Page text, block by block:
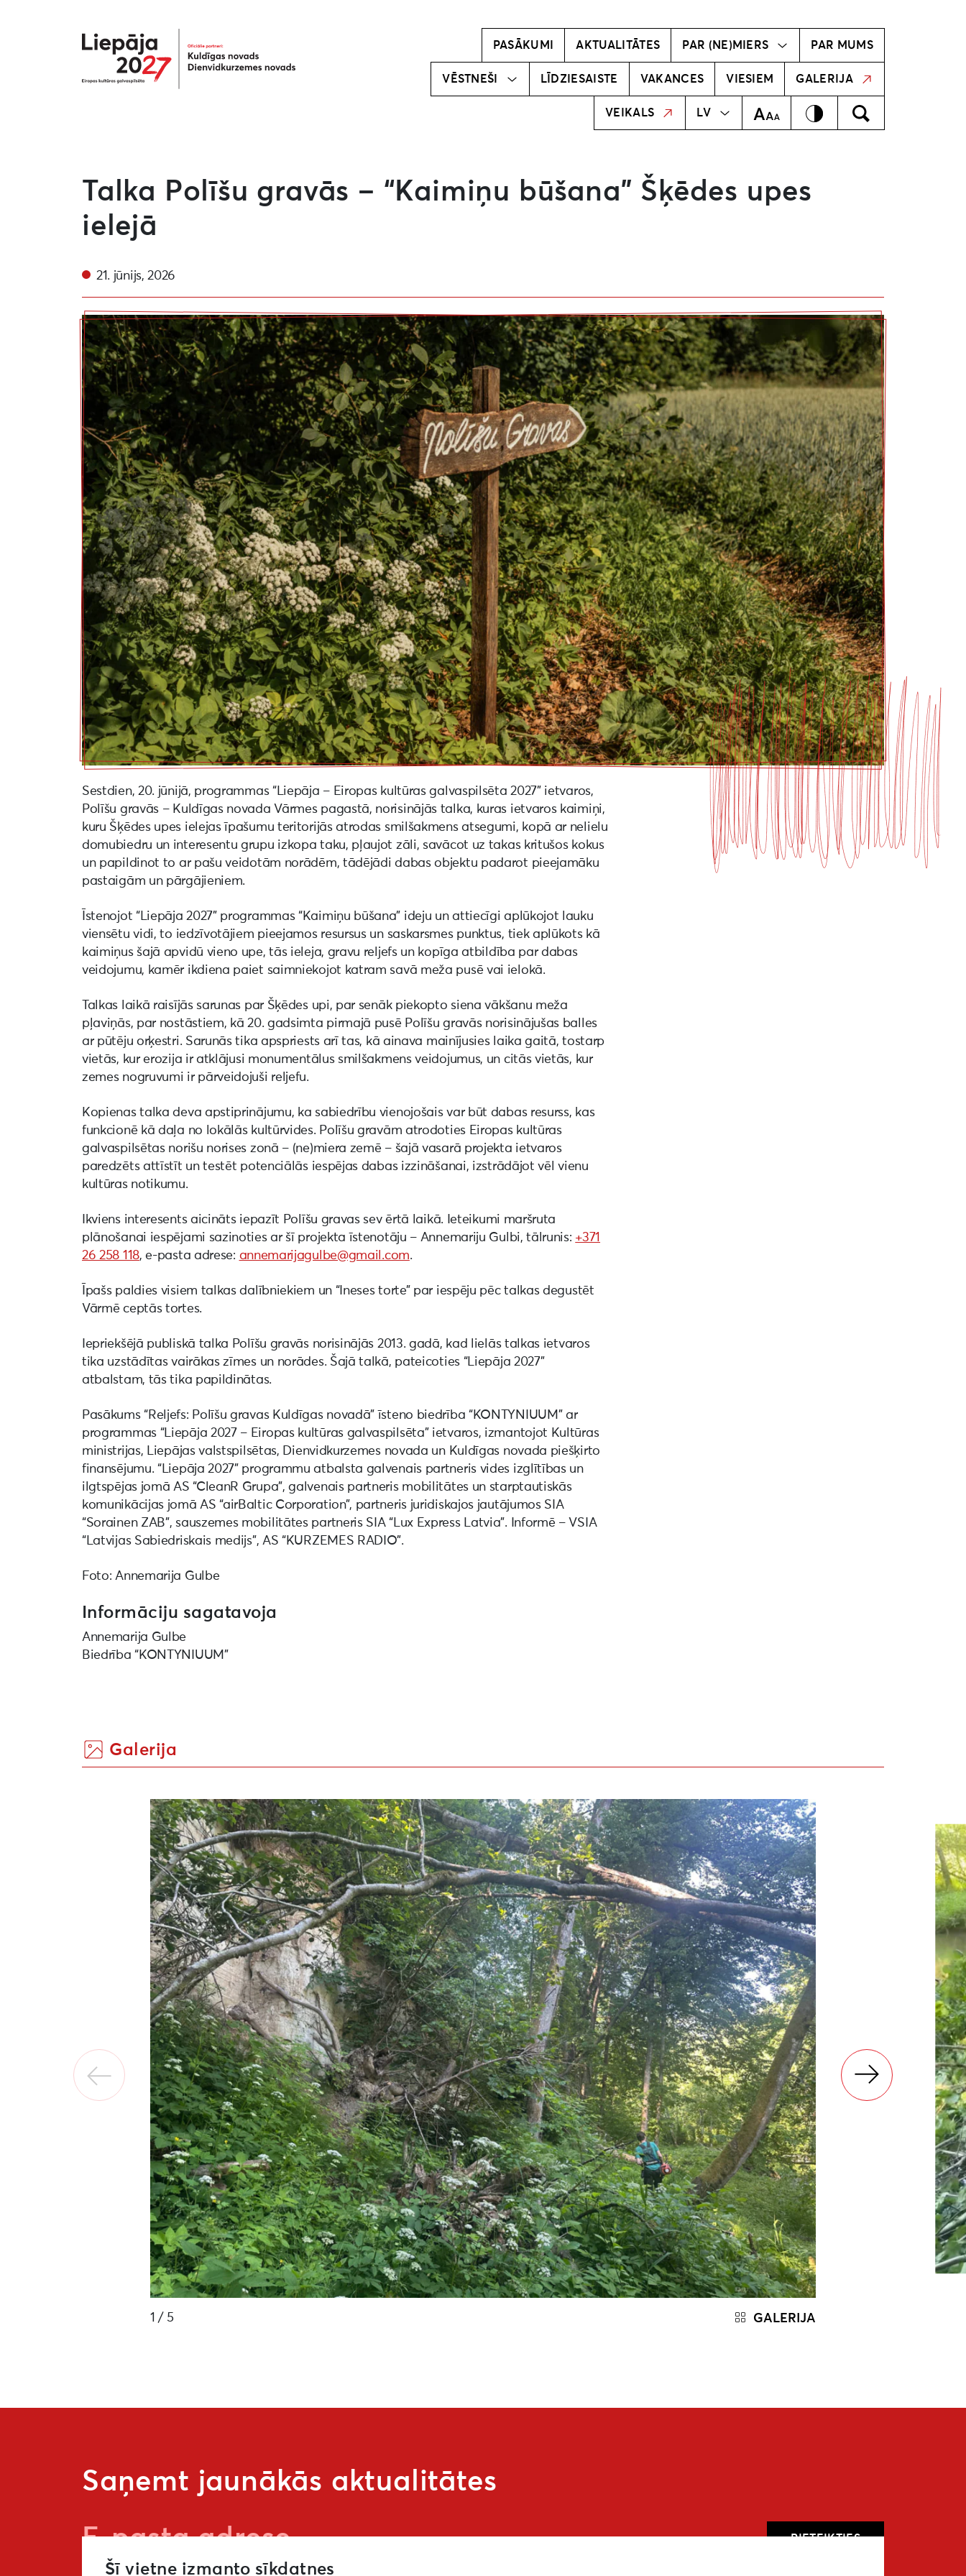
Liepāja2027
PASĀKUMI AKTUALITĀTES PAR (NE)MIERS
Radošā komanda PAR MUMS
VĒSTNEŠI
vēstnesi!
Mūsu
vēstneši
LĪDZIESAISTE VAKANCES VIESIEM GALERIJA
VEIKALS LV
EN Teksta izmērsKontrastsMeklēt
MEKLĒT
Talka Polīšu gravās – “Kaimiņu būšana” Šķēdes upes
ielejā
21. jūnijs, 2026
Sestdien, 20. jūnijā, programmas “Liepāja – Eiropas kultūras galvaspilsēta 2027” ietvaros,
Polīšu gravās – Kuldīgas novada Vārmes pagastā, norisinājās talka, kuras ietvaros kaimiņi,
kuru Šķēdes upes ielejas īpašumu teritorijās atrodas smilšakmens atsegumi, kopā ar nelielu
domubiedru un interesentu grupu izkopa taku, pļaujot zāli, savācot uz takas kritušos kokus
un papildinot to ar pašu veidotām norādēm, tādējādi dabas objektu padarot pieejamāku
pastaigām un pārgājieniem.
Īstenojot “Liepāja 2027” programmas “Kaimiņu būšana” ideju un attiecīgi aplūkojot lauku
viensētu vidi, to iedzīvotājiem pieejamos resursus un saskarsmes punktus, tiek aplūkots kā
kaimiņus šajā apvidū vieno upe, tās ieleja, gravu reljefs un kopīga atbildība par dabas
veidojumu, kamēr ikdiena paiet saimniekojot katram savā meža pusē vai ielokā.
Talkas laikā raisījās sarunas par Šķēdes upi, par senāk piekopto siena vākšanu meža
pļaviņās, par nostāstiem, kā 20. gadsimta pirmajā pusē Polīšu gravās norisinājušas balles
ar pūtēju orķestri. Sarunās tika apspriests arī tas, kā ainava mainījusies laika gaitā, tostarp
vietās, kur erozija ir atklājusi monumentālus smilšakmens veidojumus, un citās vietās, kur
zemes nogruvumi ir pārveidojuši reljefu.
Kopienas talka deva apstiprinājumu, ka sabiedrību vienojošais var būt dabas resurss, kas
funkcionē kā daļa no lokālās kultūrvides. Polīšu gravām atrodoties Eiropas kultūras
galvaspilsētas norišu norises zonā – (ne)miera zemē – šajā vasarā projekta ietvaros
paredzēts attīstīt un testēt potenciālās iespējas dabas izzināšanai, izstrādājot vēl vienu
kultūras notikumu.
Ikviens interesents aicināts iepazīt Polīšu gravas sev ērtā laikā. Ieteikumi maršruta
plānošanai iespējami sazinoties ar šī projekta īstenotāju – Annemariju Gulbi, tālrunis: +371
26 258 118, e-pasta adrese: annemarijagulbe@gmail.com.
Īpašs paldies visiem talkas dalībniekiem un “Ineses torte” par iespēju pēc talkas degustēt
Vārmē ceptās tortes.
Iepriekšējā publiskā talka Polīšu gravās norisinājās 2013. gadā, kad lielās talkas ietvaros
tika uzstādītas vairākas zīmes un norādes. Šajā talkā, pateicoties “Liepāja 2027”
atbalstam, tās tika papildinātas.
Pasākums “Reljefs: Polīšu gravas Kuldīgas novadā” īsteno biedrība “KONTYNIUUM” ar
programmas “Liepāja 2027 – Eiropas kultūras galvaspilsēta” ietvaros, izmantojot Kultūras
ministrijas, Liepājas valstspilsētas, Dienvidkurzemes novada un Kuldīgas novada piešķirto
finansējumu. “Liepāja 2027” programmu atbalsta galvenais partneris vides izglītības un
ilgtspējas jomā AS “CleanR Grupa”, galvenais partneris mobilitātes un starptautiskās
komunikācijas jomā AS “airBaltic Corporation”, partneris juridiskajos jautājumos SIA
“Sorainen ZAB”, sauszemes mobilitātes partneris SIA “Lux Express Latvia”. Informē – VSIA
“Latvijas Sabiedriskais medijs”, AS “KURZEMES RADIO”.
Foto: Annemarija Gulbe
Informāciju sagatavoja
Annemarija Gulbe
Biedrība “KONTYNIUUM”
Galerija
1 / 5 GALERIJA
Saņemt jaunākās aktualitātes
PIETEIKTIES
Šī vietne izmanto sīkdatnes